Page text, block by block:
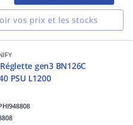
vos prix et les stocks
gen3 BN126C
PSU L1200